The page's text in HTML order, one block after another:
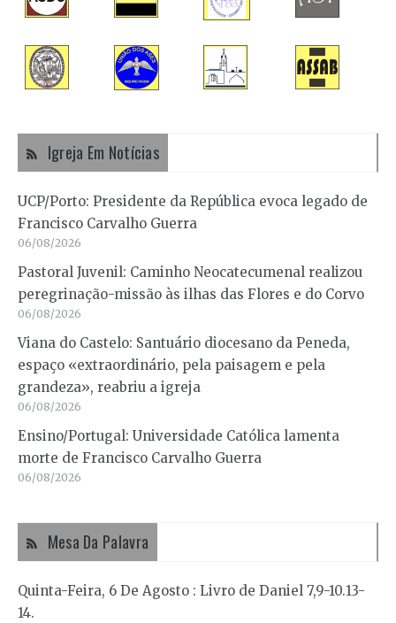
Igreja Em Notícias
UCP/Porto: Presidente da República evoca legado de
Francisco Carvalho Guerra
06/08/2026
Pastoral Juvenil: Caminho Neocatecumenal realizou
peregrinação-missão às ilhas das Flores e do Corvo
06/08/2026
Viana do Castelo: Santuário diocesano da Peneda,
espaço «extraordinário, pela paisagem e pela
grandeza», reabriu a igreja
06/08/2026
Ensino/Portugal: Universidade Católica lamenta
morte de Francisco Carvalho Guerra
06/08/2026
Mesa Da Palavra
Quinta-Feira, 6 De Agosto : Livro de Daniel 7,9-10.13-
14.